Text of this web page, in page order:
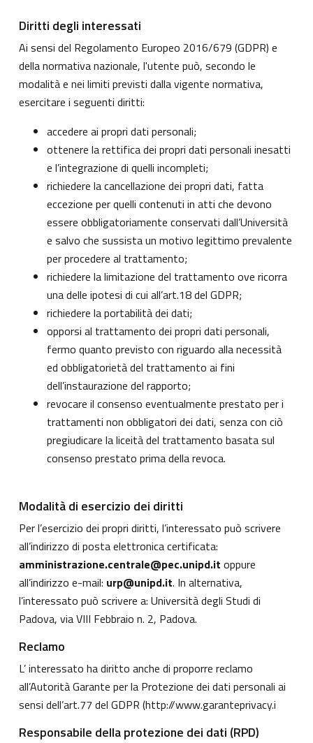
Diritti degli interessati
Ai sensi del Regolamento Europeo 2016/679 (GDPR) e
della normativa nazionale, l'utente può, secondo le
modalità e nei limiti previsti dalla vigente normativa,
esercitare i seguenti diritti:
accedere ai propri dati personali;
ottenere la rettifica dei propri dati personali inesatti
e l’integrazione di quelli incompleti;
richiedere la cancellazione dei propri dati, fatta
eccezione per quelli contenuti in atti che devono
essere obbligatoriamente conservati dall’Università
e salvo che sussista un motivo legittimo prevalente
per procedere al trattamento;
richiedere la limitazione del trattamento ove ricorra
una delle ipotesi di cui all’art.18 del GDPR;
richiedere la portabilità dei dati;
opporsi al trattamento dei propri dati personali,
fermo quanto previsto con riguardo alla necessità
ed obbligatorietà del trattamento ai fini
dell’instaurazione del rapporto;
revocare il consenso eventualmente prestato per i
trattamenti non obbligatori dei dati, senza con ciò
pregiudicare la liceità del trattamento basata sul
consenso prestato prima della revoca.
Modalità di esercizio dei diritti
Per l’esercizio dei propri diritti, l’interessato può scrivere
all’indirizzo di posta elettronica certificata:
amministrazione.centrale@pec.unipd.it oppure
all’indirizzo e-mail: urp@unipd.it. In alternativa,
l’interessato può scrivere a: Università degli Studi di
Padova, via VIII Febbraio n. 2, Padova.
Reclamo
L’ interessato ha diritto anche di proporre reclamo
all’Autorità Garante per la Protezione dei dati personali ai
sensi dell’art.77 del GDPR (http://www.garanteprivacy.i
Responsabile della protezione dei dati (RPD)